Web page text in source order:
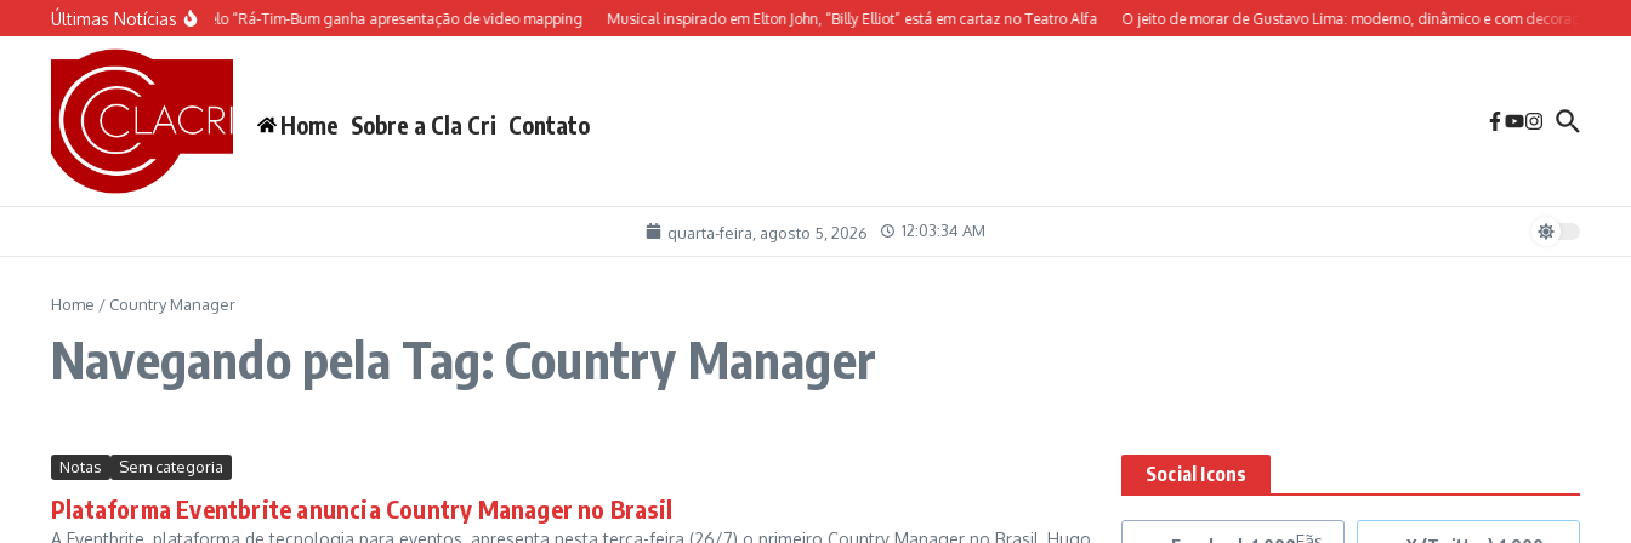
Ir para o conteúdo
Últimas Notícias
O espetáculo do Castelo “Rá-Tim-Bum ganha apresentação de video mapping Musical inspirado em Elton John, “Billy Elliot” está em cartaz no Teatro Alfa O jeito de morar de Gustavo Lima: moderno, dinâmico e com decoração sob
Home Sobre a Cla Cri Contato
quarta-feira, agosto 5, 2026 12:03:34 AM
Home / Country Manager
Navegando pela Tag: Country Manager
Notas Sem categoria
Plataforma Eventbrite anuncia Country Manager no Brasil
A Eventbrite, plataforma de tecnologia para eventos, apresenta nesta terça-feira (26/7) o primeiro Country Manager no Brasil, Hugo
Social Icons